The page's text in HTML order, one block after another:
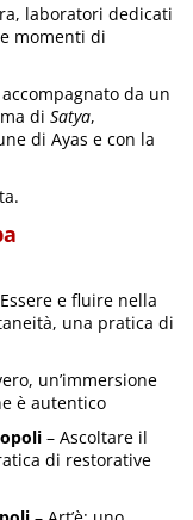
laboratori dedicati
momenti di
da un
diSatya,
di Ayas e con la
e fluire nella
una pratica di
un’immersione
è autentico
– Ascoltare il
di restorative